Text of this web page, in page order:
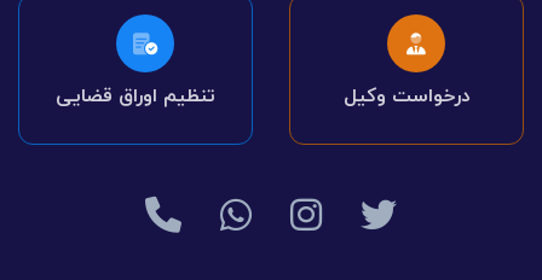
درخواست وکیل تنظیم اوراق قضایی